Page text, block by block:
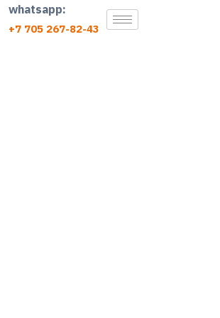
whatsapp:
+7 705 267-82-43